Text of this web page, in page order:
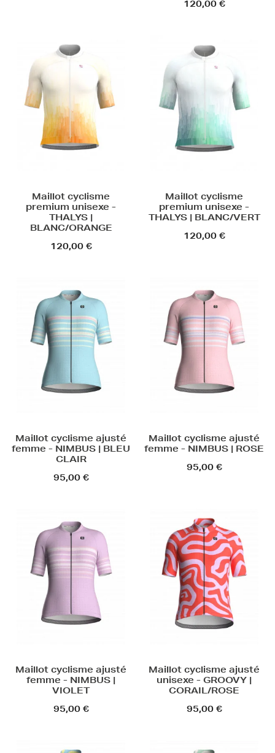
120,00 €
Maillot cyclisme
premium unisexe -
THALYS |
BLANC/ORANGE
120,00 €
Maillot cyclisme
premium unisexe -
THALYS | BLANC/VERT
120,00 €
Maillot cyclisme ajusté
femme - NIMBUS | BLEU
CLAIR
95,00 €
Maillot cyclisme ajusté
femme - NIMBUS | ROSE
95,00 €
Maillot cyclisme ajusté
femme - NIMBUS |
VIOLET
95,00 €
Maillot cyclisme ajusté
unisexe - GROOVY |
CORAIL/ROSE
95,00 €